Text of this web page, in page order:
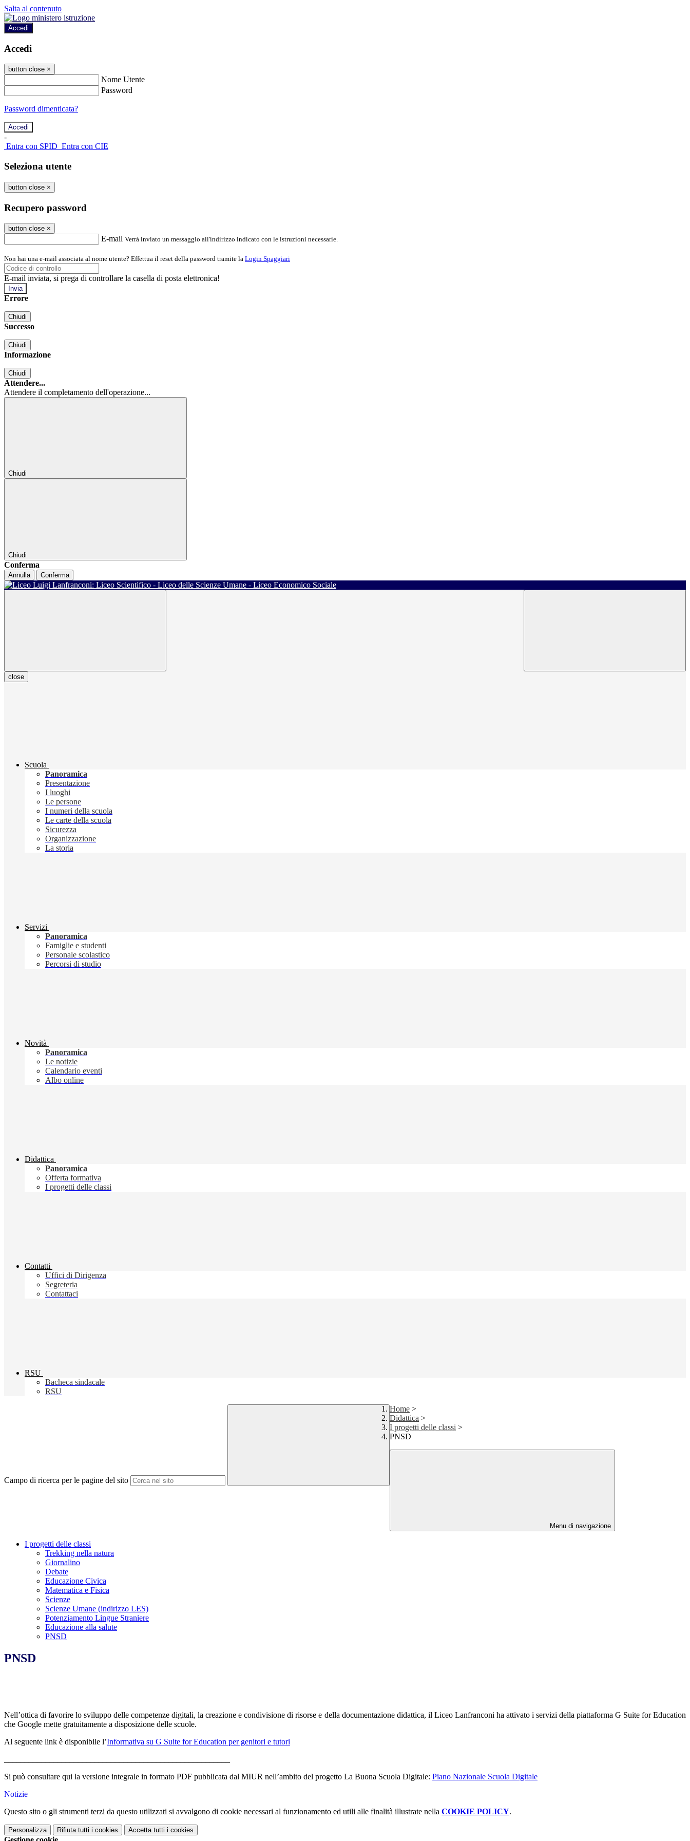
Salta al contenuto
Accedi
Accedi
button close ×
Nome Utente
Password
Password dimenticata?
-
Entra con SPID Entra con CIE
Seleziona utente
button close ×
Recupero password
button close ×
E-mail Verrà inviato un messaggio all'indirizzo indicato con le istruzioni necessarie.
Non hai una e-mail associata al nome utente? Effettua il reset della password tramite la Login Spaggiari
E-mail inviata, si prega di controllare la casella di posta elettronica!
Errore
Chiudi
Successo
Chiudi
Informazione
Chiudi
Attendere...
Attendere il completamento dell'operazione...
Chiudi
Chiudi
Conferma
Annulla Conferma
close
Scuola
Panoramica
Presentazione
I luoghi
Le persone
I numeri della scuola
Le carte della scuola
Sicurezza
Organizzazione
La storia
Servizi
Panoramica
Famiglie e studenti
Personale scolastico
Percorsi di studio
Novità
Panoramica
Le notizie
Calendario eventi
Albo online
Didattica
Panoramica
Offerta formativa
I progetti delle classi
Contatti
Uffici di Dirigenza
Segreteria
Contattaci
RSU
Bacheca sindacale
RSU
Campo di ricerca per le pagine del sito
Home >
Didattica >
I progetti delle classi >
PNSD
Menu di navigazione
I progetti delle classi
Trekking nella natura
Giornalino
Debate
Educazione Civica
Matematica e Fisica
Scienze
Scienze Umane (indirizzo LES)
Potenziamento Lingue Straniere
Educazione alla salute
PNSD
PNSD
Nell’ottica di favorire lo sviluppo delle competenze digitali, la creazione e condivisione di risorse e della documentazione didattica, il Liceo Lanfranconi ha attivato i servizi della piattaforma G Suite for Education
che Google mette gratuitamente a disposizione delle scuole.
Al seguente link è disponibile l’Informativa su G Suite for Education per genitori e tutori
Si può consultare qui la versione integrale in formato PDF pubblicata dal MIUR nell’ambito del progetto La Buona Scuola Digitale: Piano Nazionale Scuola Digitale
Notizie
Questo sito o gli strumenti terzi da questo utilizzati si avvalgono di cookie necessari al funzionamento ed utili alle finalità illustrate nella COOKIE POLICY.
Personalizza Rifiuta tutti i cookies Accetta tutti i cookies